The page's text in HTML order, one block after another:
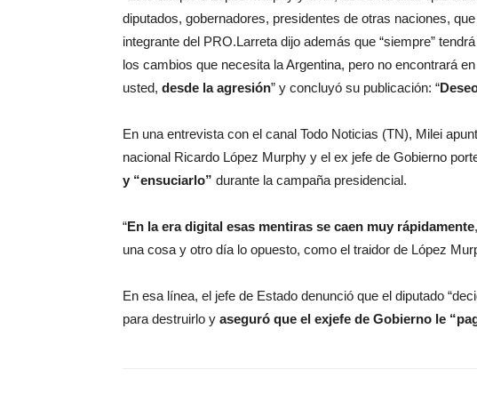
diputados, gobernadores, presidentes de otras naciones,
integrante del PRO.Larreta dijo además que “siempre”
los cambios que necesita la Argentina, pero no encontrará
usted, desde la agresión” y concluyó su publicación: “
En una entrevista con el canal Todo Noticias (TN), Milei
nacional Ricardo López Murphy y el ex jefe de Gobierno
y “ensuciarlo” durante la campaña presidencial.
“En la era digital esas mentiras se caen muy rápidamente
una cosa y otro día lo opuesto, como el traidor de López
En esa línea, el jefe de Estado denunció que el diputado
para destruirlo y aseguró que el exjefe de Gobierno le